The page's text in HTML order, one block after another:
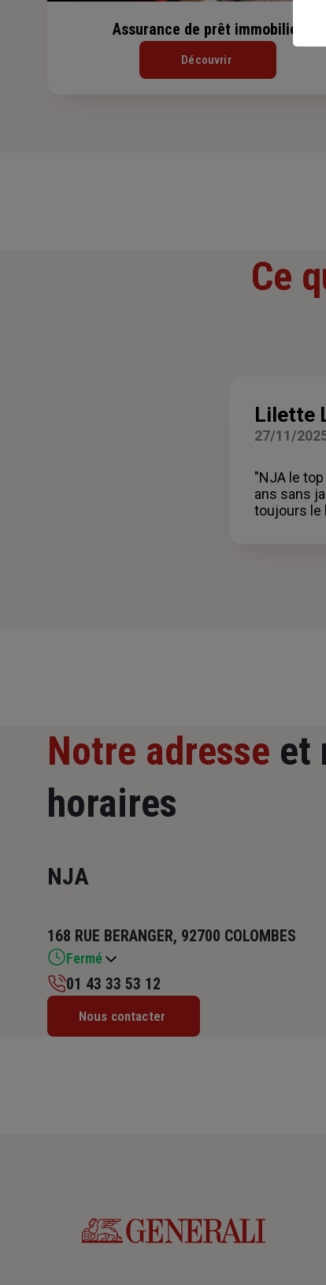
Assurance de prêt immobilier
Découvrir
Ce
Lilette
27/11/
"NJA le
ans sans
toujours le
Notre adresse et
horaires
NJA
168 RUE BERANGER, 92700 COLOMBES
Fermé
Lundi : 09h30 – 12h30 / 14h – 17h30
Mardi : 09h30 – 12h30 / 14h – 17h30
01 43 33 53 12
Nous contacter